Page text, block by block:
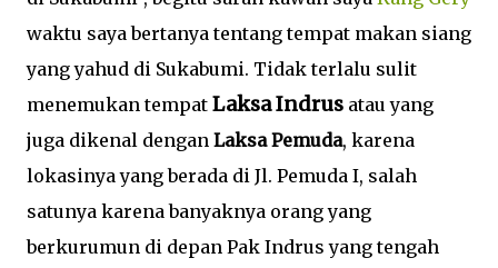
waktu saya bertanya tentang tempat makan siang
yang yahud di Sukabumi. Tidak terlalu sulit
menemukan tempat Laksa Indrus atau yang
juga dikenal dengan Laksa Pemuda, karena
lokasinya yang berada di Jl. Pemuda I, salah
satunya karena banyaknya orang yang
berkurumun di depan Pak Indrus yang tengah